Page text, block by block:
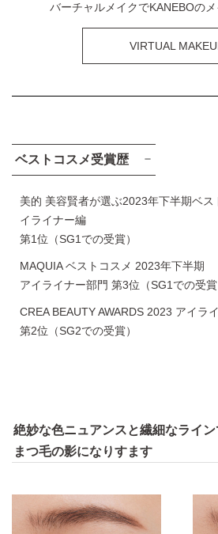
バーチャルメイクでKANEBOの
VIRTUAL
ベストコスメ受賞歴
美的 美容賢者が選ぶ2023年下半期ベ
イライナー編
第1位（SG1での受賞）
MAQUIA ベストコスメ 2023年下半期
アイライナー部門 第3位（SG1での受賞
CREA BEAUTY AWARDS 2023 アイラ
第2位（SG2での受賞）
絶妙な色ニュアンスと繊細なライン
まつ毛の影になりすます